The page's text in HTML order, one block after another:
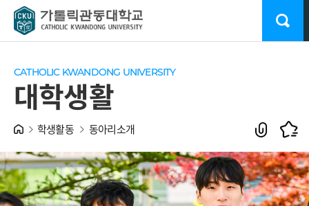
CATHOLIC KWANDONG UNIVERSITY
대학생활
학생활동 동아리소개